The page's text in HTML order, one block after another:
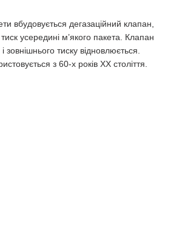
вбудовується дегазаційний клапан,
усередині м’якого пакета. Клапан
зовнішнього тиску відновлюється.
з 60-х років XX століття.